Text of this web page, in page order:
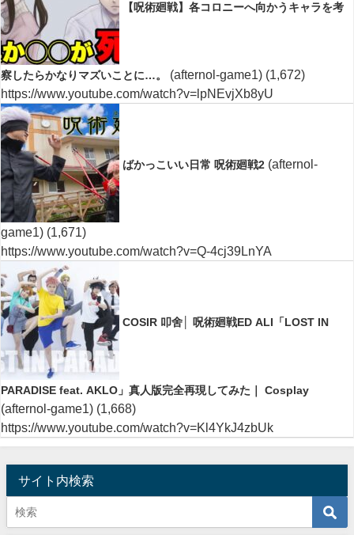
【呪術廻戦】各コロニーへ向かうキャラを考
察したらかなりマズいことに…。 (afternol-game1) (1,672)
https://www.youtube.com/watch?v=lpNEvjXb8yU
ばかっこいい日常 呪術廻戦2 (afternol-
game1) (1,671)
https://www.youtube.com/watch?v=Q-4cj39LnYA
COSIR 叩舍│ 呪術廻戦ED ALI「LOST IN
PARADISE feat. AKLO」真人版完全再現してみた｜ Cosplay
(afternol-game1) (1,668)
https://www.youtube.com/watch?v=Kl4YkJ4zbUk
サイト内検索